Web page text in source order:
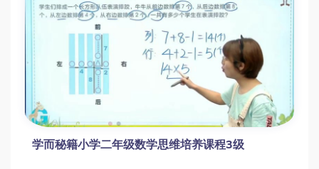
学而秘籍小学二年级数学思维培养课程3级